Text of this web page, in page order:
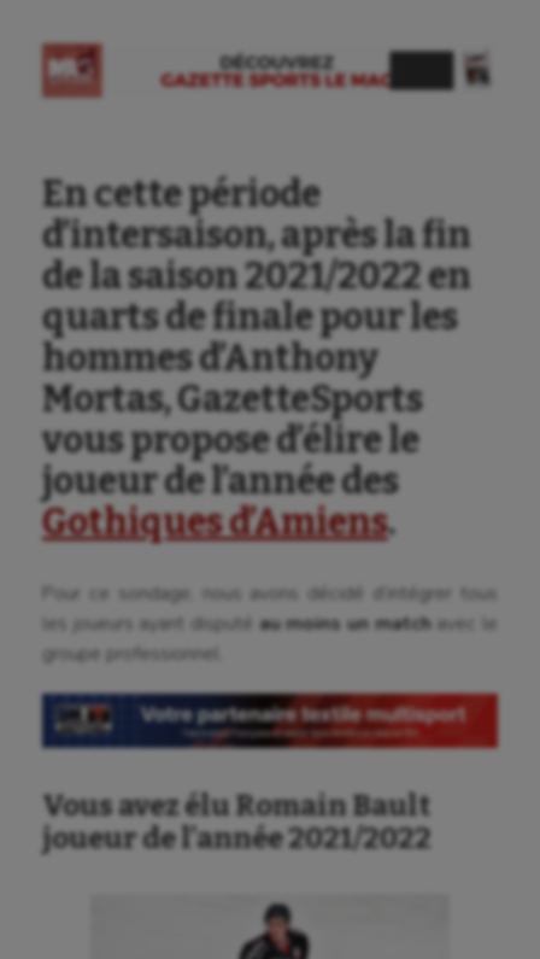
Balle à la main
Ballon au poing
Baseball
Billard
Boules lyonnaises
Canoë-kayak
Cerf Volant
Cheerleading
Course à pied
Crossfit
Danse
Escalade
En cette période
d’intersaison, après la fin
de la saison 2021/2022 en
quarts de finale pour les
hommes d’Anthony
Mortas, GazetteSports
vous propose d’élire le
joueur de l’année des
Gothiques d’Amiens.
Pour ce sondage, nous avons décidé d’intégrer tous
les joueurs ayant disputé au moins un matchavec le
groupe professionnel.
Vous avez élu Romain Bault
joueur de l’année 2021/2022